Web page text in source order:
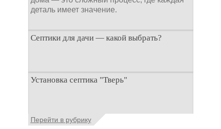
деталь имеет значение.
Септики для дачи — какой выбрать?
При строительстве дачи одной из
первоочередных задач становится
Установка септика "Тверь"
Установка септика Тверь - важнейший
аспект утилизации сточных вод в частных
Перейти в рубрику